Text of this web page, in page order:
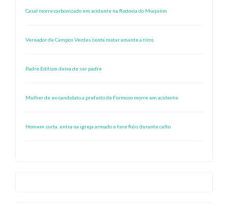
Casal morre carbonizado em acidente na Rodovia do Muquém
Vereador de Campos Verdes tenta matar amante a tiros
Padre Edilson deixa de ser padre
Mulher de ex-candidato a prefeito de Formoso morre em acidente
Homem surta, entra na igreja armado e fere fiéis durante culto